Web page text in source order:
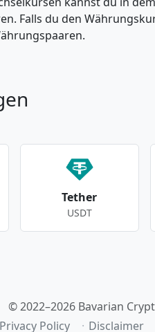
Falls du den
Tether
USDT
© 2022–2026 Bavarian
Privacy Policy Disclaimer